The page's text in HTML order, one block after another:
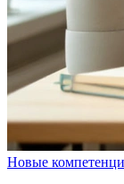
Новые